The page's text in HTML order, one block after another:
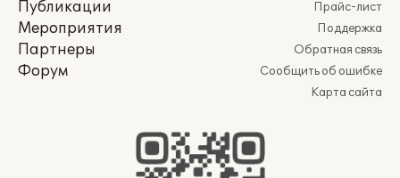
Публикации
Мероприятия
Партнеры
Форум
Прайс-лист
Поддержка
Обратная связь
Сообщить об ошибке
Карта сайта